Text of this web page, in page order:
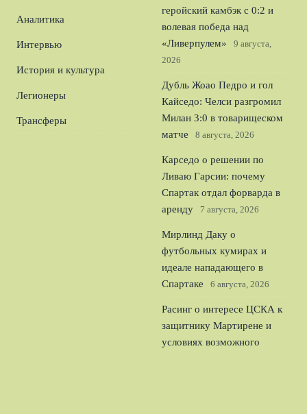
Аналитика
Интервью
История и культура
Легионеры
Трансферы
геройский камбэк с 0:2 и
волевая победа над
«Ливерпулем»
9 августа,
2026
Дубль Жоао Педро и гол
Кайседо: Челси разгромил
Милан 3:0 в товарищеском
матче
8 августа, 2026
Карседо о решении по
Ливаю Гарсии: почему
Спартак отдал форварда в
аренду
7 августа, 2026
Мирлинд Даку о
футбольных кумирах и
идеале нападающего в
Спартаке
6 августа, 2026
Расинг о интересе ЦСКА к
защитнику Мартирене и
условиях возможного